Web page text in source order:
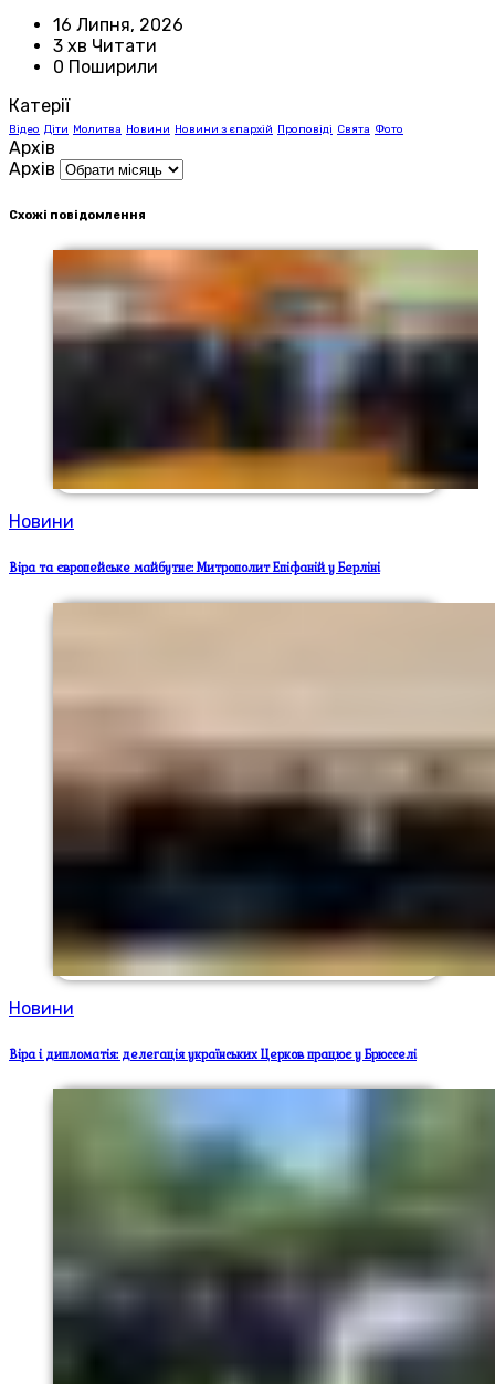
16 Липня, 2026
3 хв Читати
0 Поширили
Катерії
Відео Діти Молитва Новини Новини з єпархій Проповіді Свята Фото
Архів
Архів
Схожі повідомлення
Новини
Віра та європейське майбутнє: Митрополит Епіфаній у Берліні
Новини
Віра і дипломатія: делегація українських Церков працює у Брюсселі